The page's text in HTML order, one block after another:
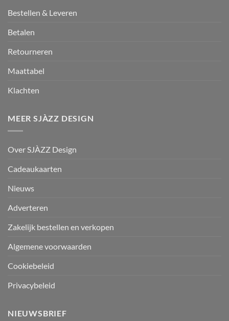
Bestellen & Leveren
Betalen
Retourneren
Maattabel
Klachten
MEER SJÀZZ DESIGN
Over SJÀZZ Design
Cadeaukaarten
Nieuws
Adverteren
Zakelijk bestellen en verkopen
Algemene voorwaarden
Cookiebeleid
Privacybeleid
NIEUWSBRIEF